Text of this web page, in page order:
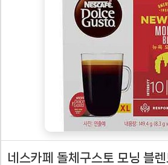
네스카페 돌체구스토 모닝 블